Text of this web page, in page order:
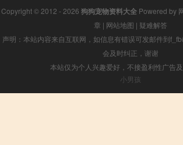
Copyright © 2012 - 2026 狗狗宠物资料大全Powered by
章 | 网站地图 | 疑难解答
声明：本站内容来自互联网，如信息有错误可发邮件到
会及时纠正，谢谢
本站仅为个人兴趣爱好，不接盈利性广告
小男孩